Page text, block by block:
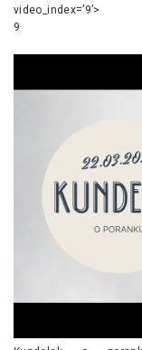
video_index=’9’>
9